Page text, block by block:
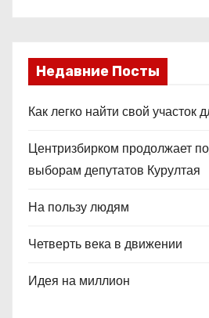
Недавние Посты
Как легко найти свой участок
Центризбирком продолжает
выборам депутатов Курултая
На пользу людям
Четверть века в движении
Идея на миллион